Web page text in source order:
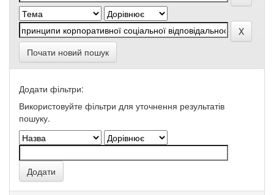
Почати новий пошук
Додати фільтри:
Використовуйте фільтри для уточнення результатів
пошуку.